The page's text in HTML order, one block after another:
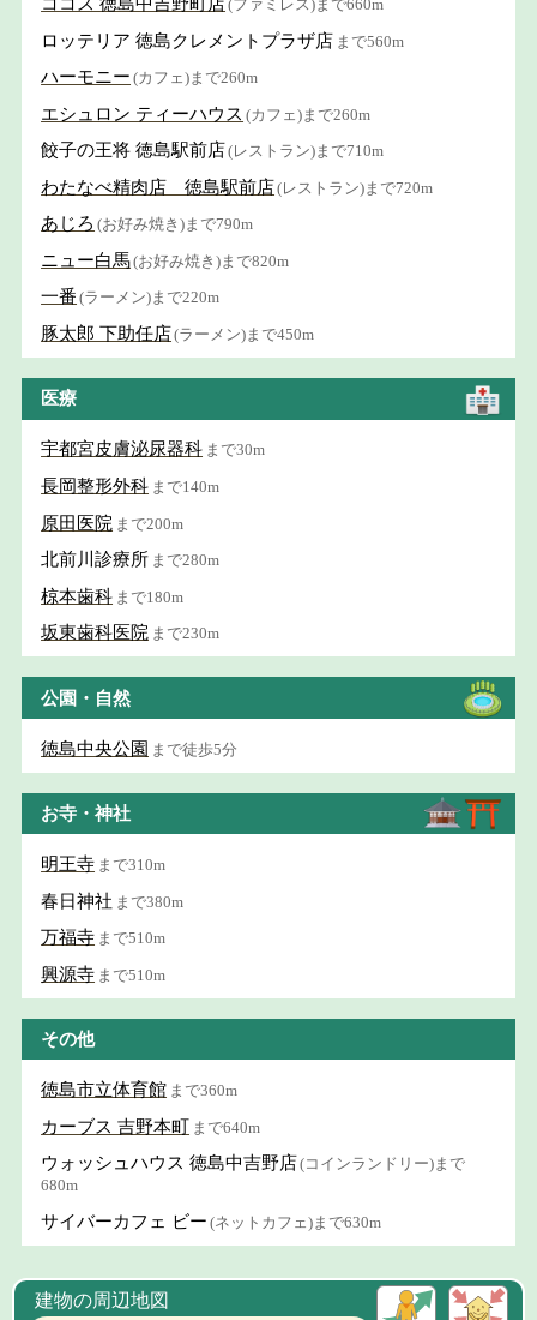
(ファミレス)まで660m
ロッテリア 徳島クレメントプラザ店 まで560m
ハーモニー (カフェ)まで260m
エシュロン ティーハウス (カフェ)まで260m
餃子の王将 徳島駅前店(レストラン)まで710m
わたなべ精肉店 徳島駅前店(レストラン)まで720m
あじろ (お好み焼き)まで790m
ニュー白馬(お好み焼き)まで820m
一番 (ラーメン)まで220m
豚太郎 下助任店(ラーメン)まで450m
医療
宇都宮皮膚泌尿器科 まで30m
長岡整形外科 まで140m
原田医院 まで200m
北前川診療所 まで280m
椋本歯科 まで180m
坂東歯科医院 まで230m
公園・自然
徳島中央公園 まで徒歩5分
お寺・神社
明王寺 まで310m
春日神社 まで380m
万福寺 まで510m
興源寺 まで510m
その他
徳島市立体育館 まで360m
カーブス 吉野本町 まで640m
ウォッシュハウス 徳島中吉野店(コインランドリー)まで
680m
サイバーカフェ ビー (ネットカフェ)まで630m
建物の周辺地図